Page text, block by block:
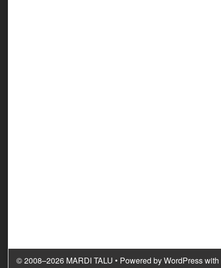
© 2008–2026 MARDI TALU • Powered byWordPresswith